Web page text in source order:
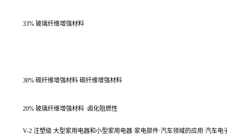
33% 玻璃纤维增强材料
30% 碳纤维增强材料 碳纤维增强材料
20% 玻璃纤维增强材料 卤化阻燃性
V-2 注塑级 大型家用电器和小型家用电器·家电部件·汽车领域的应用·汽车电